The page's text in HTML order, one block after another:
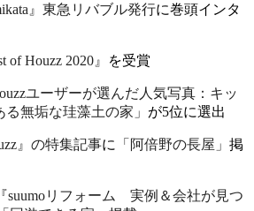
』東急リバブル発行に巻頭インタ
of Houzz 2020』 を受賞
ユーザーが選んだ人気写真：キッ
無垢な珪藻土の家」 が5位に選出
』の特集記事に 「阿倍野の長屋」 掲
『suumoリフォーム 実例＆会社が見つ